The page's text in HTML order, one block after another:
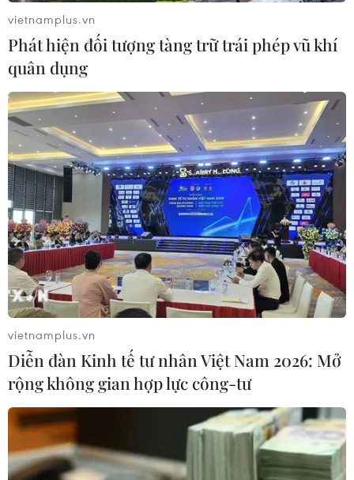
Iran chỉ rõ 2 vấn đề còn tồn tại với Mỹ
trong đàm phán hạt nhân
17/03/2022 03:02
Ngoại trưởng Iran Abdollahian nêu rõ, Mỹ và Iran có 4
vấn đề thuộc lằn ranh, có hai vấn đề gần như đã được
giải quyết và vẫn còn tồn tại hai vấn đề khác, trong đó
có sự đảm bảo về kinh tế.
vietnamplus.vn
Phát hiện đối tượng tàng trữ trái phép vũ khí
quân dụng
vietnamplus.vn
Diễn đàn Kinh tế tư nhân Việt Nam 2026: Mở
rộng không gian hợp lực công-tư